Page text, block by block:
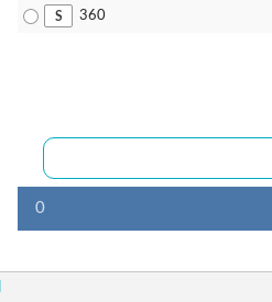
360
0